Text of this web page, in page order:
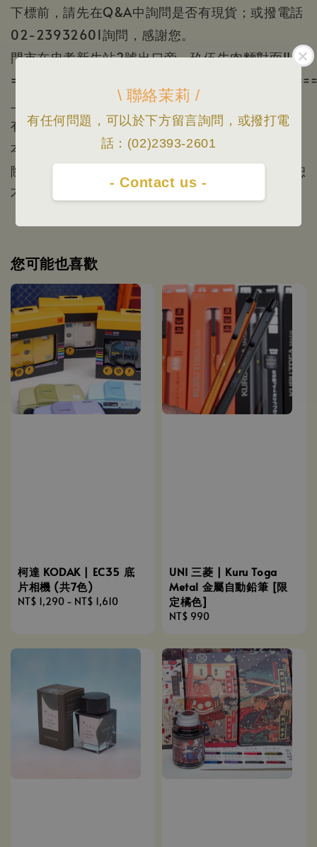
\ 聯絡茉莉 /
有任何問題，可以於下方留言詢問，或撥打電
話：(02)2393-2601
- Contact us -
下標前，請先在Q&A中詢問是否有現貨；或撥電話
02-23932601詢問，感謝您。
門市在忠孝新生站2號出口旁，玖伍牛肉麵對面!!
上面的照片顏色因為顯示器顏色或個人視覺感受會
有所差異一切實品為主。
本賣場照片/資訊僅供參考，根據官方公布資料/實
際出貨為主/規格資料以原廠公佈為準，如有變更恕
不另行通知；
您可能也喜歡
柯達 KODAK | EC35 底
片相機 (共7色)
Regular
NT$ 1,290 - NT$ 1,610
UNI 三菱 | Kuru Toga
Metal 金屬自動鉛筆 [限
定橘色]
Regular
NT$ 990